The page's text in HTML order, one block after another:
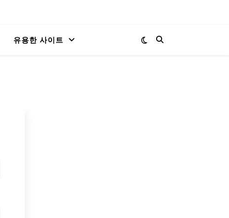
유용한 사이트